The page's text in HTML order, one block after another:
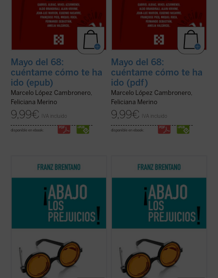
Mayo del 68:
cuéntame cómo te ha
ido (epub)
Marcelo López Cambronero,
Feliciana Merino
9,99€ IVA incluido
disponible en ebook:
Mayo del 68:
cuéntame cómo te ha
ido (pdf)
Marcelo López Cambronero,
Feliciana Merino
9,99€ IVA incluido
disponible en ebook:
¡Abajo los prejuicios! , Brentano
defiende, con inusitado vigor, la posibilidad
apriorismos, que para Brentano equivalen
a meros prejuicios, son la filosofía ...
¡Abajo los prejuicios! , Brentano defiende
con inusitado vigor la posibilidad de una
apriorismos, que para Brentano equivalen
a meros prejuicios, son la filosofía ...